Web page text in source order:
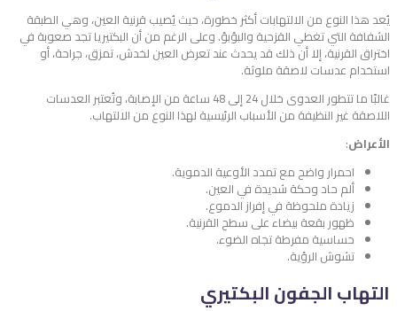
يُعد هذا النوع من الالتهابات أكثر خطورة، حيث يُصيب قرنية العين، وهي الطبقة
الشفافة التي تغطي القزحية والبؤبؤ. وعلى الرغم من أن البكتيريا تجد صعوبة في
اختراق القرنية، إلا أن ذلك قد يحدث عند تعرض العين لخدش، تمزق، جراحة، أو
استخدام عدسات لاصقة ملوثة.
غالبًا ما تتطور العدوى خلال 24 إلى 48 ساعة من الإصابة، وتُعتبر العدسات
اللاصقة غير النظيفة من الأسباب الرئيسية لهذا النوع من الالتهاب.
الأعراض:
احمرار واضح مع تمدد الأوعية الدموية.
ألم حاد وحكة شديدة في العين.
زيادة ملحوظة في إفراز الدموع.
ظهور بقعة بيضاء على سطح القرنية.
حساسية مفرطة تجاه الضوء.
تشوش الرؤية.
التهاب الجفون البكتيري